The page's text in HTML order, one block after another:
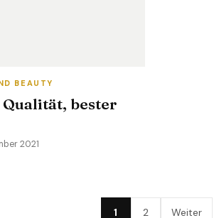
BEAUTY
Qualität, bester
2021
1 2 Weiter